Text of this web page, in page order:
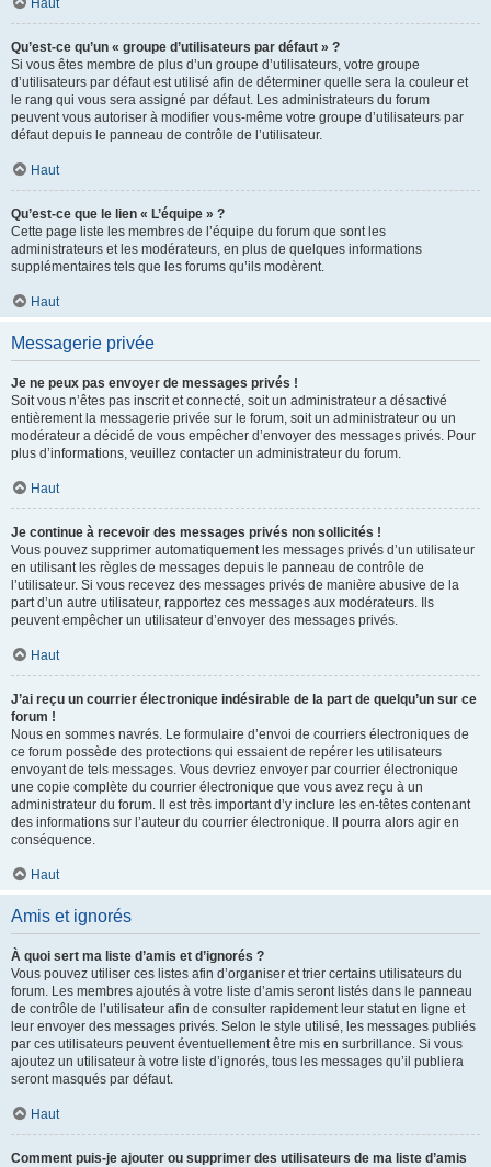
Haut
Qu’est-ce qu’un « groupe d’utilisateurs par défaut » ?
Si vous êtes membre de plus d’un groupe d’utilisateurs, votre groupe
d’utilisateurs par défaut est utilisé afin de déterminer quelle sera la couleur et
le rang qui vous sera assigné par défaut. Les administrateurs du forum
peuvent vous autoriser à modifier vous-même votre groupe d’utilisateurs par
défaut depuis le panneau de contrôle de l’utilisateur.
Haut
Qu’est-ce que le lien « L’équipe » ?
Cette page liste les membres de l’équipe du forum que sont les
administrateurs et les modérateurs, en plus de quelques informations
supplémentaires tels que les forums qu’ils modèrent.
Haut
Messagerie privée
Je ne peux pas envoyer de messages privés !
Soit vous n’êtes pas inscrit et connecté, soit un administrateur a désactivé
entièrement la messagerie privée sur le forum, soit un administrateur ou un
modérateur a décidé de vous empêcher d’envoyer des messages privés. Pour
plus d’informations, veuillez contacter un administrateur du forum.
Haut
Je continue à recevoir des messages privés non sollicités !
Vous pouvez supprimer automatiquement les messages privés d’un utilisateur
en utilisant les règles de messages depuis le panneau de contrôle de
l’utilisateur. Si vous recevez des messages privés de manière abusive de la
part d’un autre utilisateur, rapportez ces messages aux modérateurs. Ils
peuvent empêcher un utilisateur d’envoyer des messages privés.
Haut
J’ai reçu un courrier électronique indésirable de la part de quelqu’un sur ce
forum !
Nous en sommes navrés. Le formulaire d’envoi de courriers électroniques de
ce forum possède des protections qui essaient de repérer les utilisateurs
envoyant de tels messages. Vous devriez envoyer par courrier électronique
une copie complète du courrier électronique que vous avez reçu à un
administrateur du forum. Il est très important d’y inclure les en-têtes contenant
des informations sur l’auteur du courrier électronique. Il pourra alors agir en
conséquence.
Haut
Amis et ignorés
À quoi sert ma liste d’amis et d’ignorés ?
Vous pouvez utiliser ces listes afin d’organiser et trier certains utilisateurs du
forum. Les membres ajoutés à votre liste d’amis seront listés dans le panneau
de contrôle de l’utilisateur afin de consulter rapidement leur statut en ligne et
leur envoyer des messages privés. Selon le style utilisé, les messages publiés
par ces utilisateurs peuvent éventuellement être mis en surbrillance. Si vous
ajoutez un utilisateur à votre liste d’ignorés, tous les messages qu’il publiera
seront masqués par défaut.
Haut
Comment puis-je ajouter ou supprimer des utilisateurs de ma liste d’amis